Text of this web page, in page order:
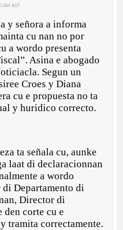
AM AST
y señora a informa
cu nan no por
a wordo presenta
Asina e abogado
Segun un
Croes y Diana
cu e propuesta no ta
y huridico correcto.
ta señala cu, aunke
laat di declaracionnan
a wordo
di Departamento di
Director di
den corte cu e
tramita correctamente.